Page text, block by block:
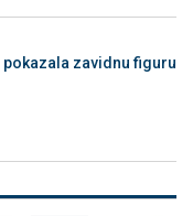
zavidnu figuru